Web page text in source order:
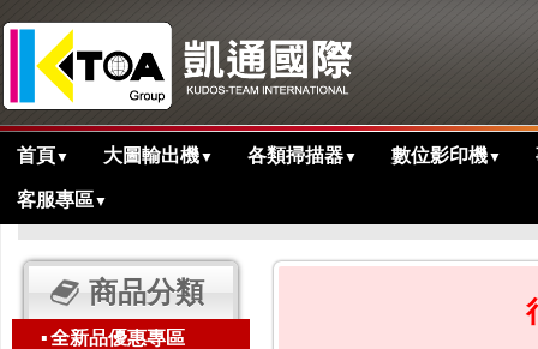
首頁▼ 大圖輸出機▼ 各類掃描器▼ 數位影印機▼
客服專區▼
主目錄
商品分類
▪全新品優惠專區